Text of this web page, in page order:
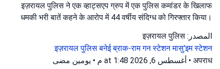
इज़रायल पुलिस ने एक व्हाट्सएप ग्रुप में एक पुलिस कमांडर के खिलाफ
धमकी भरी बातें कहने के आरोप में 44 वर्षीय संदिग्ध को गिरफ्तार किया।
المصدر: इज़रायल पुलिस
इज़रायल पुलिसबनेई ब्राक-राम गन स्टेशनमासु'इम स्टेशन
अपराध
• أغسطس 6, 2026 at 1:48 م • يومين مضى